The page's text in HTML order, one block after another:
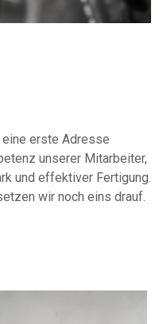
erste Adresse
unserer Mitarbeiter,
und effektiver Fertigung.
wir noch eins drauf.